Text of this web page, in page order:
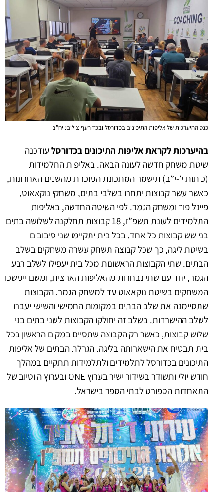
כנס ההיערכות של אליפות התיכונים בכדורסל ובכדורעף צילום: יח”צ
בהיערכות לקראת אליפות התיכונים בכדורסל עודכנה
שיטת משחק חדשה לעונה הבאה. באליפות התלמידות
(כיתות י’-י”ב) תישמר המתכונת המוכרת מהשנים האחרונות,
כאשר עשר קבוצות יתחרו בשלבי בתים, משחקי נוקאאוט,
פיינל פור ומשחק הגמר. לפי השיטה החדשה, באליפות
התלמידים לעונת תשפ”ז, 18 קבוצות תחלקנה לשלושה בתים
בני שש קבוצות כל אחד. בכל בית יתקיימו שני סיבובים
בשיטת ליגה, כך שכל קבוצה תשחק עשרה משחקים בשלב
הבתים. שתי הקבוצות הראשונות מכל בית יעפילו לשלב רבע
הגמר, יחד עם שתי נבחרות מהאליפות הארצית, ומשם יימשכו
המשחקים בשיטת נוקאאוט עד למשחק הגמר. הקבוצות
שתסיימנה את שלב הבתים במקומות החמישי והשישי יעברו
לשלב ההישרדות. בשלב זה יחולקו הקבוצות לשני בתים בני
שלוש קבוצות, כאשר רק הקבוצה שתסיים במקום הראשון בכל
בית תבטיח את הישארותה בליגה. הגרלת הבתים של אליפות
התיכונים בכדורסל לתלמידים ולתלמידות תתקיים במהלך
חודש יולי ותשודר בשידור ישיר בערוץ ONE ובערוץ היוטיוב של
התאחדות הספורט לבתי הספר בישראל.